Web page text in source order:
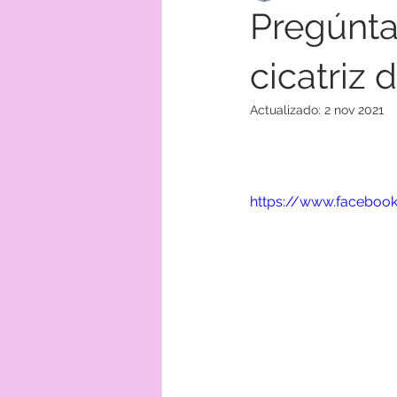
cicatriz
Actualizado: 2 nov 2021
https://